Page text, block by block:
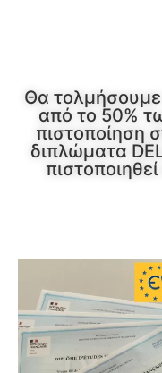
Θα
από το 50%
πιστοποίηση
διπλώματα